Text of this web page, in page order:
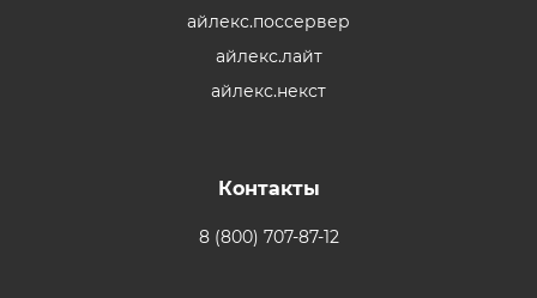
айлекс.поссервер
айлекс.лайт
айлекс.некст
Контакты
8 (800) 707-87-12